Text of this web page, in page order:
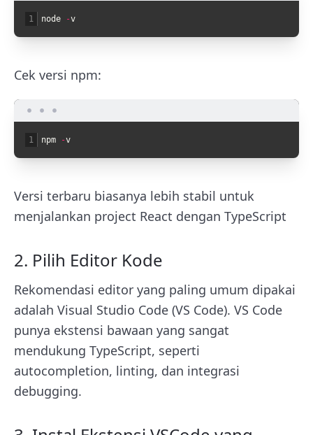
1 node -v
Cek versi npm:
1 npm -v
Versi terbaru biasanya lebih stabil untuk
menjalankan project React dengan TypeScript
2. Pilih Editor Kode
Rekomendasi editor yang paling umum dipakai
adalah Visual Studio Code (VS Code). VS Code
punya ekstensi bawaan yang sangat
mendukung TypeScript, seperti
autocompletion, linting, dan integrasi
debugging.